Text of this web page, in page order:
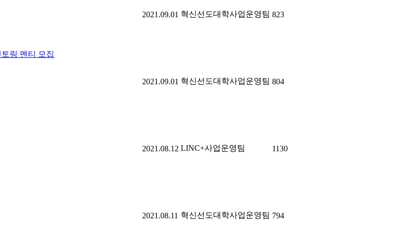
2021.09.01 혁신선도대학사업운영팀 823
링 멘티 모집
2021.09.01 혁신선도대학사업운영팀 804
2021.08.12 LINC+사업운영팀 1130
2021.08.11 혁신선도대학사업운영팀 794